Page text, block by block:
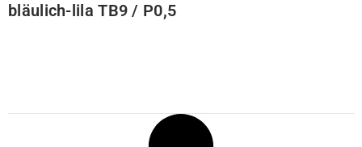
bläulich-lila TB9 / P0,5